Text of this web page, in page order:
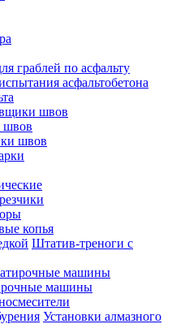
граблей по асфальту
асфальтобетона
швов
швов
швов
копья
Штатив-треноги с
машины
машины
Установки алмазного